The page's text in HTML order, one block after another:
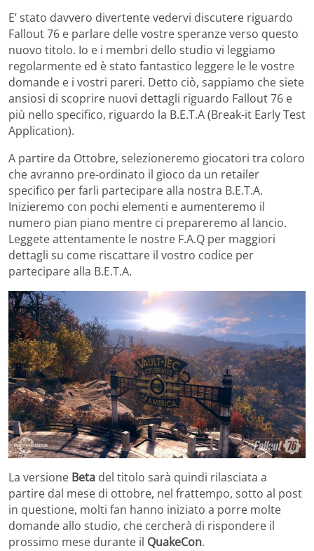
E’ stato davvero divertente vedervi discutere riguardo
Fallout 76 e parlare delle vostre speranze verso questo
nuovo titolo. Io e i membri dello studio vi leggiamo
regolarmente ed è stato fantastico leggere le le vostre
domande e i vostri pareri. Detto ciò, sappiamo che siete
ansiosi di scoprire nuovi dettagli riguardo Fallout 76 e
più nello specifico, riguardo la B.E.T.A (Break-it Early Test
Application).
A partire da Ottobre, selezioneremo giocatori tra coloro
che avranno pre-ordinato il gioco da un retailer
specifico per farli partecipare alla nostra B.E.T.A.
Inizieremo con pochi elementi e aumenteremo il
numero pian piano mentre ci prepareremo al lancio.
Leggete attentamente le nostre F.A.Q per maggiori
dettagli su come riscattare il vostro codice per
partecipare alla B.E.T.A.
La versione Beta del titolo sarà quindi rilasciata a
partire dal mese di ottobre, nel frattempo, sotto al post
in questione, molti fan hanno iniziato a porre molte
domande allo studio, che cercherà di rispondere il
prossimo mese durante il QuakeCon.